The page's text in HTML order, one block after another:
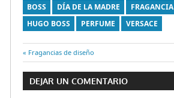
BOSS DÍA DE LA MADRE FRAGANCIA
HUGO BOSS
PERFUME VERSACE
Navegación
Entrada
anterior:
Fragancias de diseño
DEJAR UN COMENTARIO